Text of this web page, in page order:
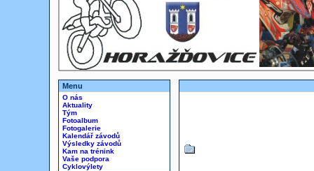
Menu
O nás
Aktuality
Tým
Fotoalbum
Fotogalerie
Kalendář závodů
Výsledky závodů
Kam na trénink
Vaše podpora
Cyklovýlety